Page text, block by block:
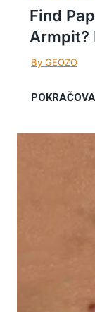
Find
Armpit?